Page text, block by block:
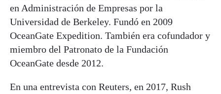
en Administración de Empresas por la
Universidad de Berkeley. Fundó en 2009
OceanGate Expedition. También era cofundador y
miembro del Patronato de la Fundación
OceanGate desde 2012.
En una entrevista con Reuters, en 2017, Rush